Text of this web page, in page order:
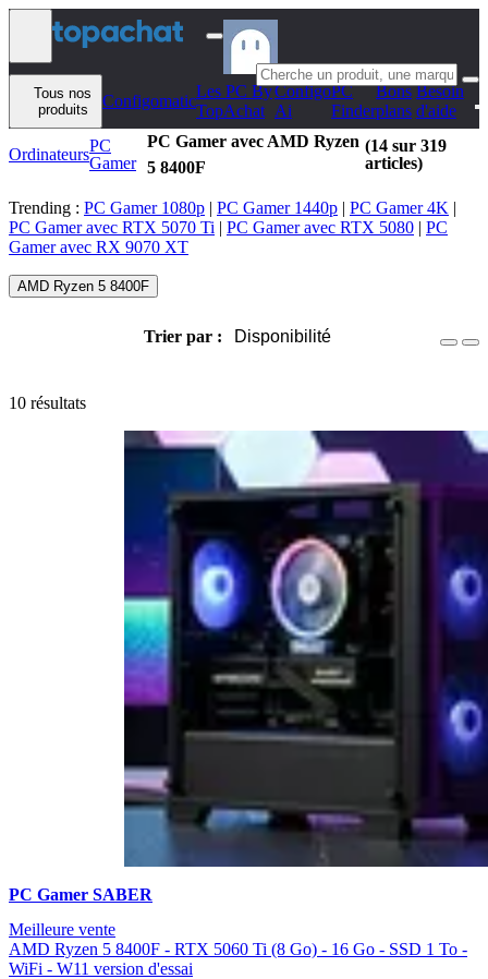
Aller au contenu
Tous nos
produits
Configomatic
Les PC By
TopAchat
Configo
Ai
PC
Finder
Bons
plans
Besoin
d'aide
OrdinateursPC
Gamer
PC Gamer avec AMD Ryzen
5 8400F
(14 sur 319
articles)
Trending : PC Gamer 1080p | PC Gamer 1440p | PC Gamer 4K |
PC Gamer avec RTX 5070 Ti | PC Gamer avec RTX 5080 | PC
Gamer avec RX 9070 XT
AMD Ryzen 5 8400F
Trier par : Disponibilité
10 résultats
PC Gamer SABER
Meilleure vente
AMD Ryzen 5 8400F - RTX 5060 Ti (8 Go) - 16 Go - SSD 1 To -
WiFi - W11 version d'essai